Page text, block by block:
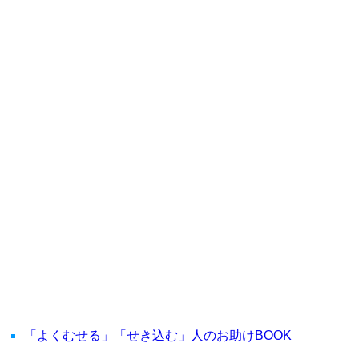
「よくむせる」「せき込む」人のお助けBOOK